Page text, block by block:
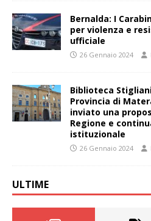
Bernalda: I
per violenza e
ufficiale
26 Gennaio 2024
Biblioteca
Provincia di
inviato una
Regione e
istituzionale
26 Gennaio 2024
ULTIME